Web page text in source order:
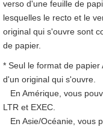
verso d'une feuille de
lesquelles le recto et le
original qui s'ouvre sont
de papier.
* Seul le format de
d'un original qui s'ouvre.
En Amérique, vous
LTR et EXEC.
En Asie/Océanie, vous